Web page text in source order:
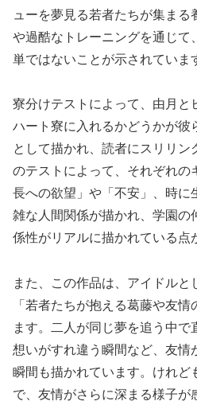
ューを夢見る若者たちが集まる
や過酷なトレーニングを通じて
単ではないことが示されていま
寮分けテストによって、由月と
ハート寮に入れるかどうかが彼
として描かれ、読者にスリリン
のテストによって、それぞれの
長への欲望」や「不安」、時に
雑な人間関係が描かれ、学園の
係性がリアルに描かれている点
また、この作品は、アイドルと
「若者たちが抱える葛藤や友
ます。二人が同じ夢を追う中
想いがすれ違う瞬間など、友情
瞬間も描かれています。けれど
で、友情がさらに深まる様子が